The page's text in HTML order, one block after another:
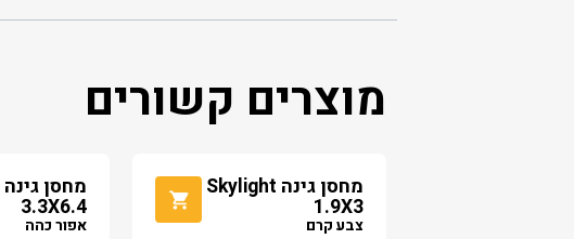
מוצרים קשורים
מחסן גינה Skylight
1.9X3
צבע קרם
3.3X6.4
אפור כהה